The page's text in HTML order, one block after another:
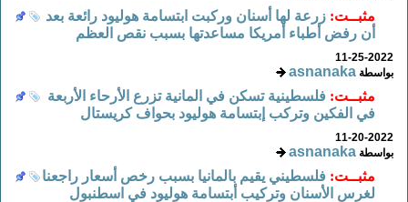
مثبــت: زرعة لها أسنان وركبت ابتسامة هوليود رائعة بعد
أن رفض أطباء أمريكا مساعدتها بسبب نقص العظم
11-25-2022
بواسطةasnanaka
مثبــت:
فلسطينية تسكن في المانية تزرع الأرحاء الأربعة
في الفكين وتركب إبتسامة هوليود بحواف كريستال
11-20-2022
بواسطةasnanaka
مثبــت:
فلسطيني يقيم بالمانيا بسبب رخص أسعار راجعنا
لغرس الأسنان وتركيب أبتسامة هوليود في اسطنبول